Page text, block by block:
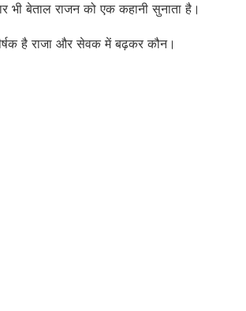
भी बेताल राजन को एक कहानी सुनाता है।
है राजा और सेवक में बढ़कर कौन।